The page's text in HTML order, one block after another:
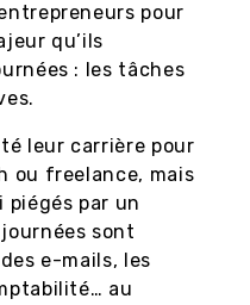
pour
qu’ils
: les tâches
leur carrière pour
ou freelance, mais
piégés par un
sont
e-mails, les
au